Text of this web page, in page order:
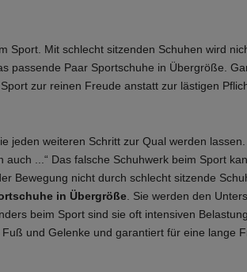
Sport. Mit schlecht sitzenden Schuhen wird
passende Paar Sportschuhe in Übergröße.
zur reinen Freude anstatt zur lästigen
jeden weiteren Schritt zur Qual werden
...“ Das falsche Schuhwerk beim Sport
Bewegung nicht durch schlecht sitzende
in Übergröße . Sie werden den
beim Sport sind sie oft intensiven
und Gelenke und garantiert für eine lange